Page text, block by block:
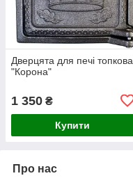
Дверцята для печі топкова
"Корона"
1 350 ₴
Купити
Про нас